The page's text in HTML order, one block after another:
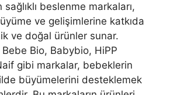
beslenme markaları,
ve gelişimlerine katkıda
ve doğal ürünler sunar.
Bio, Babybio, HiPP
gibi markalar, bebeklerin
büyümelerini desteklemek